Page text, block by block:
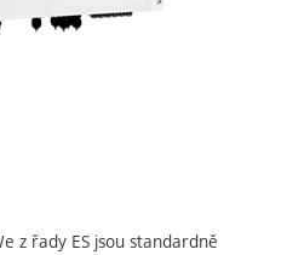
z řady ES jsou standardně